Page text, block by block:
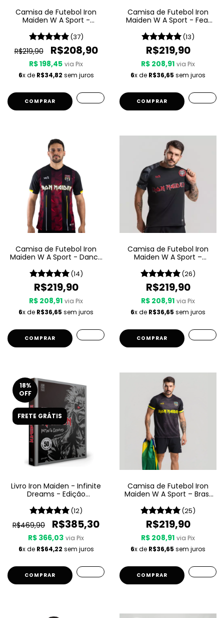
Camisa de Futebol Iron
Maiden W A Sport -
(37)
R$219,90 R$208,90
R$ 198,45 via Pix
6x de R$34,82 sem juros
COMPRAR
Camisa de Futebol Iron
Maiden W A Sport - Fear
(13)
R$219,90
R$ 208,91 via Pix
6x de R$36,65 sem juros
COMPRAR
Camisa de Futebol Iron
Maiden W A Sport - Dance
(14)
R$219,90
R$ 208,91 via Pix
6x de R$36,65 sem juros
COMPRAR
Camisa de Futebol Iron
Maiden W A Sport –
(26)
R$219,90
R$ 208,91 via Pix
6x de R$36,65 sem juros
COMPRAR
18%
OFF
FRETE GRÁTIS
Livro Iron Maiden - Infinite
Dreams - Edição
(12)
R$469,90 R$385,30
R$ 366,03 via Pix
6x de R$64,22 sem juros
Camisa de Futebol Iron
Maiden W A Sport – Brasil
(25)
R$219,90
R$ 208,91 via Pix
6x de R$36,65 sem juros
COMPRAR